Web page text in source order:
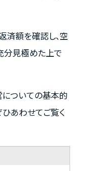
済額を確認し、空
分見極めた上で
についての基本的
あわせてご覧く